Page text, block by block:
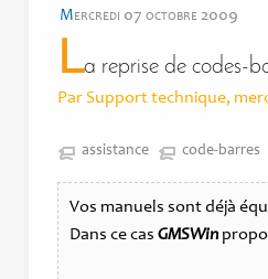
mercredi 07 octobre 2009
La reprise de codes-
Par Support technique,
assistance code-barres
Vos manuels sont déjà
Dans ce cas GMSWin